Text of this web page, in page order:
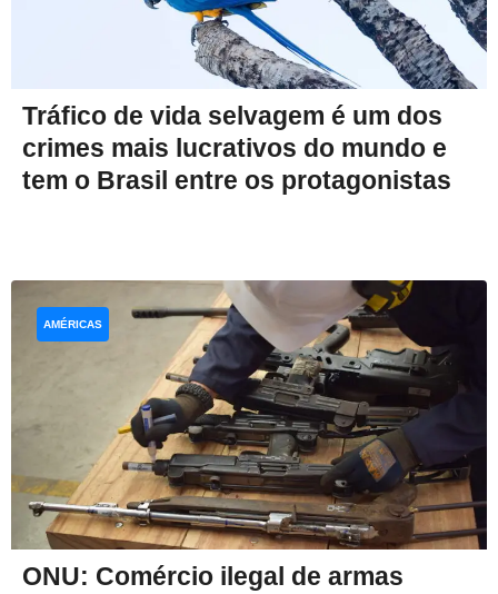
Tráfico de vida selvagem é um dos
crimes mais lucrativos do mundo e
tem o Brasil entre os protagonistas
ONU: Comércio ilegal de armas
AMÉRICAS